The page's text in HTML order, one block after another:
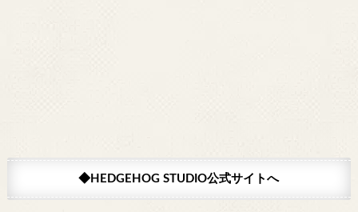
◆HEDGEHOG STUDIO公式サイトへ